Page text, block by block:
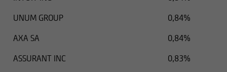
UNUM GROUP
0,84%
AXA SA
0,84%
ASSURANT INC
0,83%